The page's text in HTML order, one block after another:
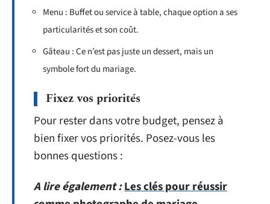
Menu : Buffet ou service à table, chaque option a ses
particularités et son coût.
Gâteau : Ce n’est pas juste un dessert, mais un
symbole fort du mariage.
Fixez vos priorités
Pour rester dans votre budget, pensez à
bien fixer vos priorités. Posez-vous les
bonnes questions :
A lire également :Les clés pour réussir